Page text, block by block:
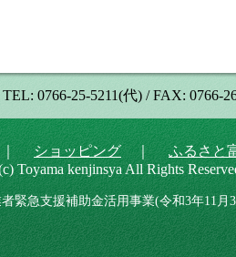
0766-25-5211(代) / FAX: 0766-
ショッピング｜ふるさと
Toyama kenjinsya All Rights
緊急支援補助金活用事業(令和3年11月